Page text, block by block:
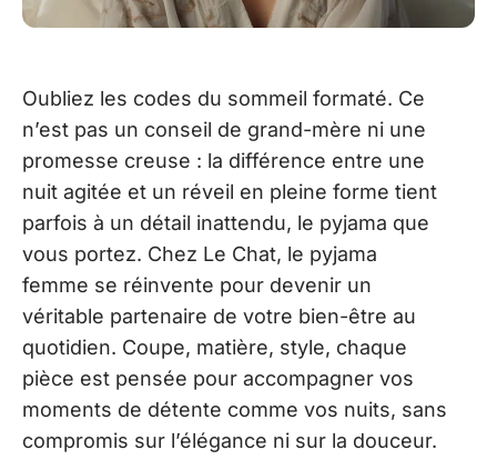
Oubliez les codes du sommeil formaté. Ce
n’est pas un conseil de grand-mère ni une
promesse creuse : la différence entre une
nuit agitée et un réveil en pleine forme tient
parfois à un détail inattendu, le pyjama que
vous portez. Chez Le Chat, le pyjama
femme se réinvente pour devenir un
véritable partenaire de votre bien-être au
quotidien. Coupe, matière, style, chaque
pièce est pensée pour accompagner vos
moments de détente comme vos nuits, sans
compromis sur l’élégance ni sur la douceur.